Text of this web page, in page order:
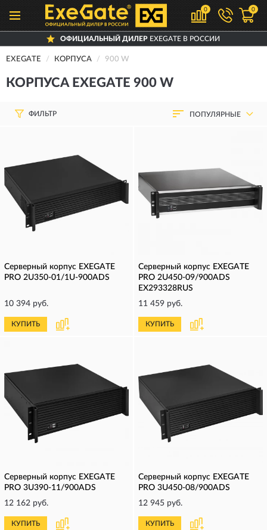
0 0
ОФИЦИАЛЬНЫЙ ДИЛЕРEXEGATE В РОССИИ
EXEGATE КОРПУСА 900 W
КОРПУСА EXEGATE 900 W
ФИЛЬТР ПОПУЛЯРНЫЕ
Серверный корпус EXEGATE
PRO 2U350-01/1U-900ADS
10 394 руб.
КУПИТЬ
Серверный корпус EXEGATE
PRO 2U450-09/900ADS
EX293328RUS
11 459 руб.
КУПИТЬ
Серверный корпус EXEGATE
PRO 3U390-11/900ADS
12 162 руб.
КУПИТЬ
Серверный корпус EXEGATE
PRO 3U450-08/900ADS
12 945 руб.
КУПИТЬ